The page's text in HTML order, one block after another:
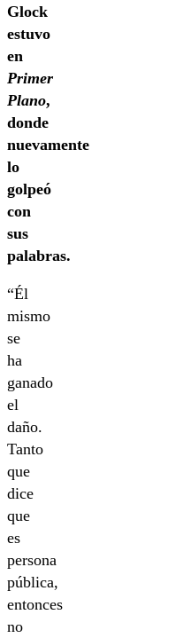
Glock
estuvo
en
Primer
Plano,
donde
nuevamente
lo
golpeó
con
sus
palabras.
“Él
mismo
se
ha
ganado
el
daño.
Tanto
que
dice
que
es
persona
pública,
entonces
no